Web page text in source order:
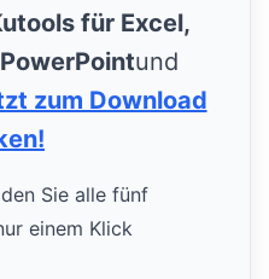
für Excel,
und
zum Download
Sie alle fünf
einem Klick